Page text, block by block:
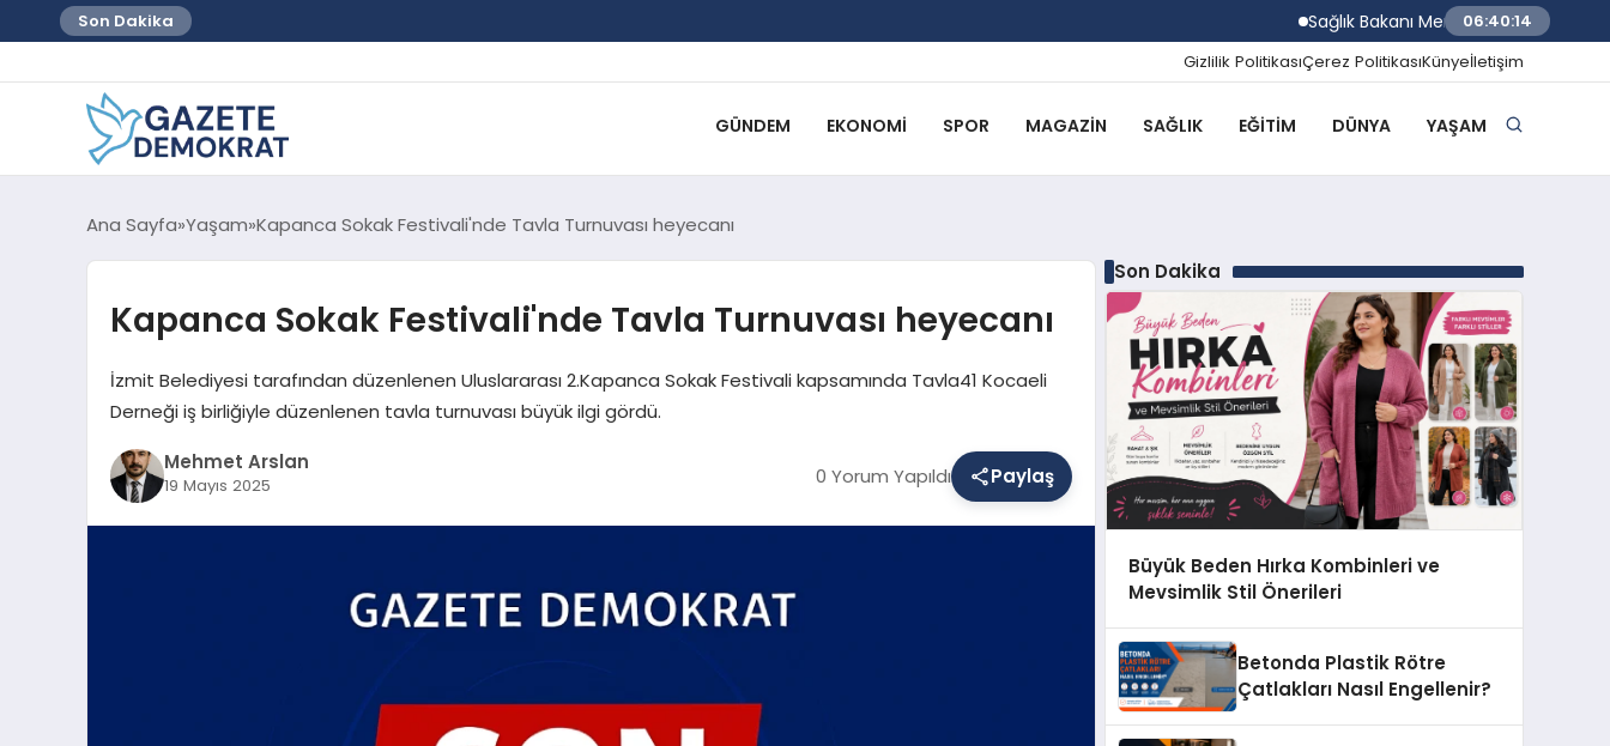
Son Dakika Sağlık Bakanı Memişoğlu Rize Şehir
06:40:14
Gizlilik PolitikasıÇerez PolitikasıKünyeİletişim
GÜNDEM EKONOMI SPOR MAGAZIN SAĞLIK EĞITIM DÜNYA YAŞAM
Ana Sayfa Yaşam Kapanca Sokak Festivali'nde Tavla Turnuvası heyecanı
Kapanca Sokak Festivali'nde Tavla Turnuvası heyecanı
İzmit Belediyesi tarafından düzenlenen Uluslararası 2.Kapanca Sokak Festivali kapsamında Tavla41 Kocaeli
Derneği iş birliğiyle düzenlenen tavla turnuvası büyük ilgi gördü.
Mehmet Arslan
19 Mayıs 2025 0 Yorum Yapıldı Paylaş
Son Dakika
Büyük Beden Hırka Kombinleri ve
Mevsimlik Stil Önerileri
Betonda Plastik Rötre
Çatlakları Nasıl Engellenir?